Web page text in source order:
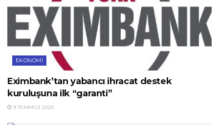
EKONOMI
Eximbank’tan yabancı ihracat destek
kuruluşuna ilk “garanti”
9 TEMMUZ 2020